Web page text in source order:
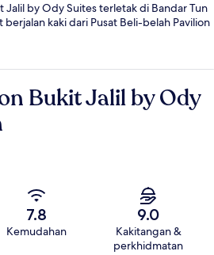
Jalil by Ody Suites terletak di Bandar Tun
berjalan kaki dari Pusat Beli-belah Pavilion
Bukit Jalil by Ody
7.8
Kemudahan
9.0
Kakitangan &
perkhidmatan